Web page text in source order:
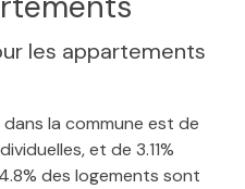
les appartements
la commune est de
et de 3.11%
des logements sont